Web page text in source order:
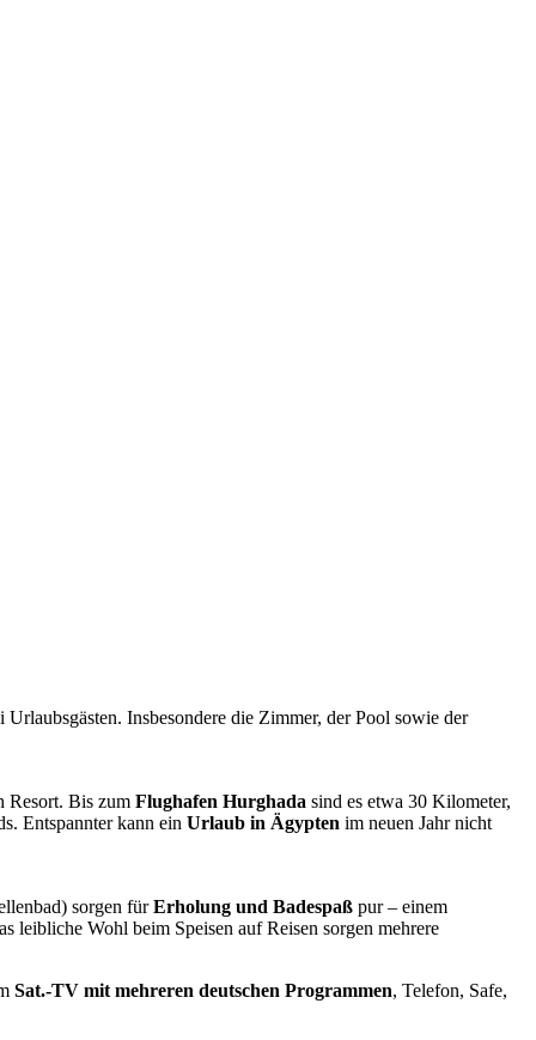
Insbesondere die Zimmer, der Pool sowie der
Resort. Bis zum Flughafen Hurghada sind es etwa 30 Kilometer,
Entspannter kann ein Urlaub in Ägypten im neuen Jahr nicht
sorgen fürErholung und Badespaß pur – einem
Wohl beim Speisen auf Reisen sorgen mehrere
Sat.-TV mit mehreren deutschen Programmen, Telefon, Safe,